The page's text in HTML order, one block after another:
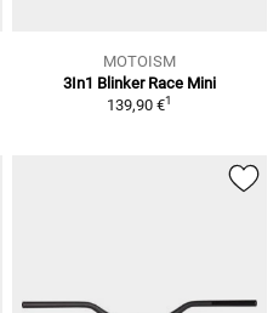
MOTOISM
3In1 Blinker Race Mini
139,90 €1